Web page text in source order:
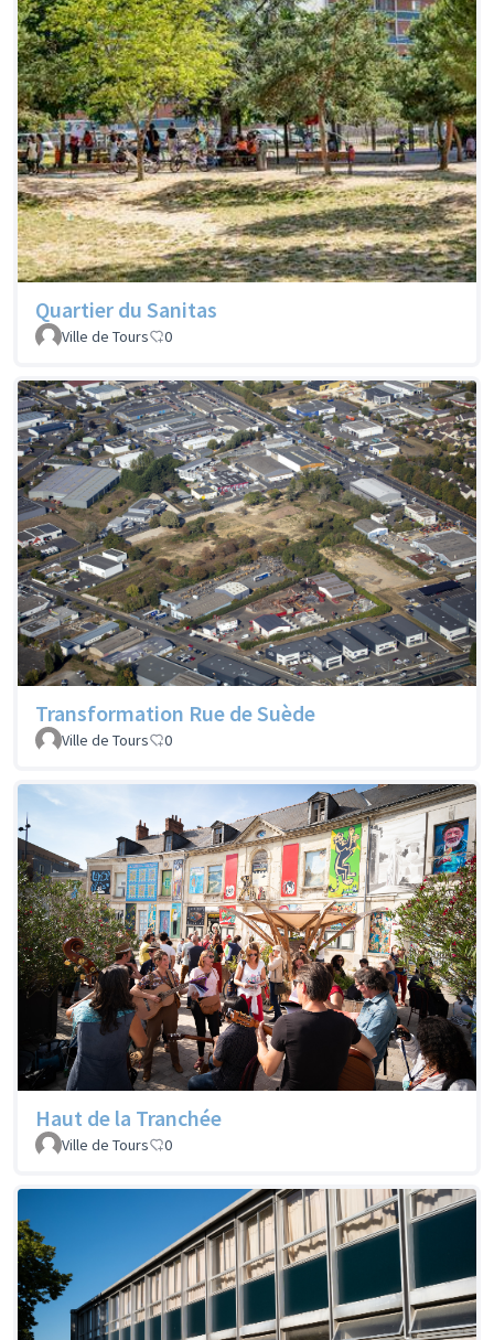
Quartier du Sanitas
Ville de Tours 0
Transformation Rue de Suède
Ville de Tours 0
Haut de la Tranchée
Ville de Tours 0